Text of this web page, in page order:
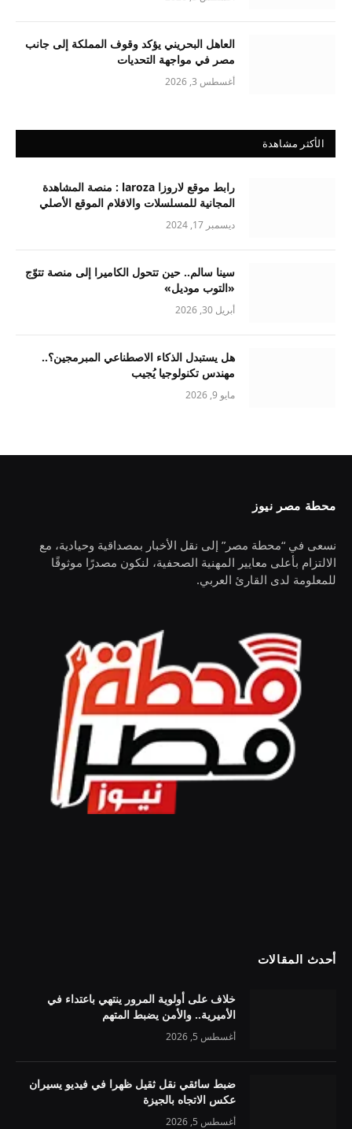
العاهل البحريني يؤكد وقوف المملكة إلى جانب
مصر في مواجهة التحديات
أغسطس 3, 2026
الأكثر مشاهدة
رابط موقع لاروزا laroza : منصة المشاهدة
المجانية للمسلسلات والافلام الموقع الأصلي
ديسمبر 17, 2024
سينا سالم.. حين تتحول الكاميرا إلى منصة تتوّج
«التوب موديل»
أبريل 30, 2026
هل يستبدل الذكاء الاصطناعي المبرمجين؟..
مهندس تكنولوجيا يُجيب
مايو 9, 2026
محطة مصر نيوز
نسعى في “محطة مصر” إلى نقل الأخبار بمصداقية وحيادية، مع
الالتزام بأعلى معايير المهنية الصحفية، لنكون مصدرًا موثوقًا
للمعلومة لدى القارئ العربي.
أحدث المقالات
خلاف على أولوية المرور ينتهي باعتداء في
الأميرية.. والأمن يضبط المتهم
أغسطس 5, 2026
ضبط سائقي نقل ثقيل ظهرا في فيديو يسيران
عكس الاتجاه بالجيزة
أغسطس 5, 2026